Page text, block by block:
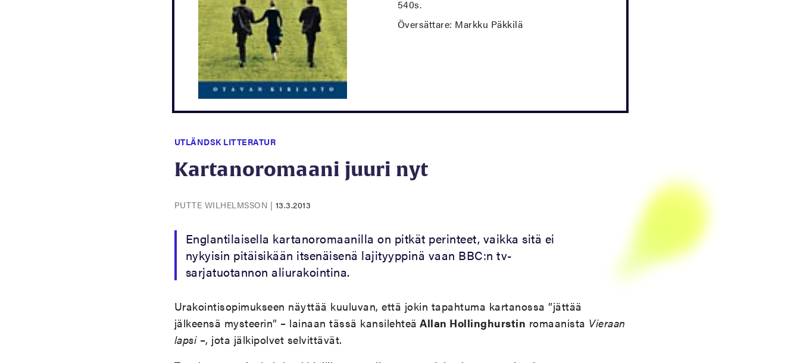
540s.
Översättare: Markku Päkkilä
UTLÄNDSK LITTERATUR
Kartanoromaani juuri nyt
PUTTE WILHELMSSON | 13.3.2013
Englantilaisella kartanoromaanilla on pitkät perinteet, vaikka sitä ei
nykyisin pitäisikään itsenäisenä lajityyppinä vaan BBC:n tv-
sarjatuotannon aliurakointina.
Urakointisopimukseen näyttää kuuluvan, että jokin tapahtuma kartanossa ”jättää
jälkeensä mysteerin” – lainaan tässä kansilehteä Allan Hollinghurstin romaanista Vieraan
lapsi–, jota jälkipolvet selvittävät.